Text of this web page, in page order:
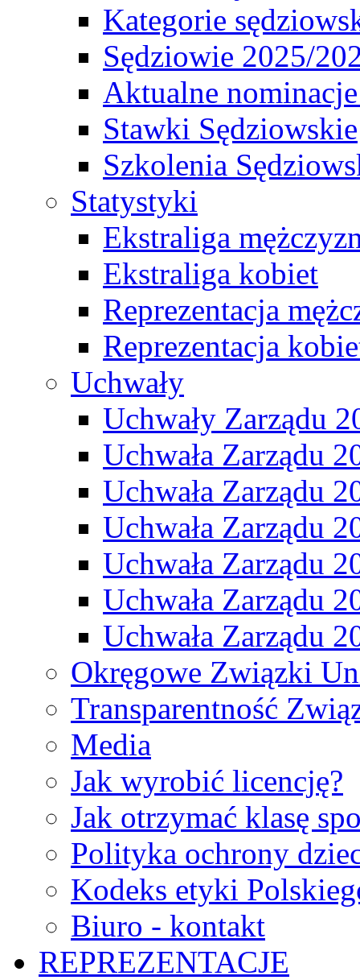
Kategorie
Sędziowie 2025/
Aktualne
Stawki Sędziowskie
Szkolenia
Statystyki
Ekstraliga
Ekstraliga kobiet
Reprezentacja
Reprezentacja
Uchwały
Uchwały Zarządu
Uchwała Zarządu
Uchwała Zarządu
Uchwała Zarządu
Uchwała Zarządu
Uchwała Zarządu
Uchwała Zarządu
Okręgowe Związki
Transparentność
Media
Jak wyrobić licencję?
Jak otrzymać klasę
Polityka ochrony
Kodeks etyki
Biuro - kontakt
REPREZENTACJE